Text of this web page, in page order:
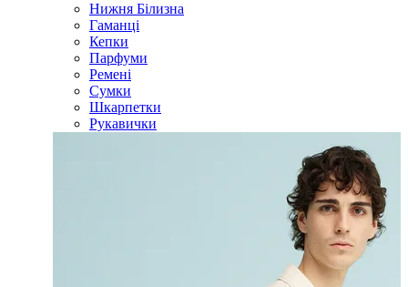
Нижня Білизна
Гаманці
Кепки
Парфуми
Ремені
Сумки
Шкарпетки
Рукавички